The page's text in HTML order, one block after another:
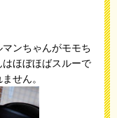
ンちゃんがモモち
ほぼほばスルーで
せん。